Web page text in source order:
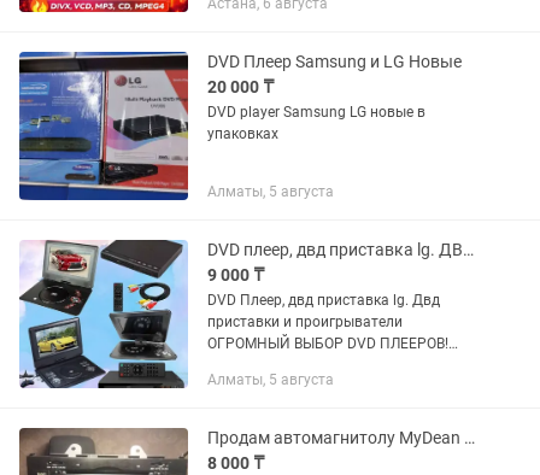
любимые фильмы на даче, где нет
Астана, 6 августа
DVD Плеер Samsung и LG Новые
20 000 ₸
DVD player Samsung LG новые в
упаковках
Алматы, 5 августа
DVD плеер, двд приставка lg. ДВД приставки. Огромный выбор. Оптом, розница
9 000 ₸
DVD Плеер, двд приставка lg. Двд
приставки и проигрыватели
ОГРОМНЫЙ ВЫБОР DVD ПЛЕЕРОВ!
рассрочка Работаем как с
лицами! Отправим...
Алматы, 5 августа
Продам автомагнитолу MyDean 3009-Z
8 000 ₸